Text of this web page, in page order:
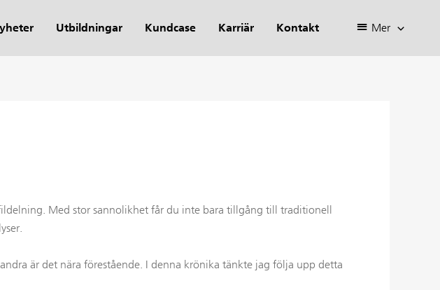
Utbildningar Kundcase Karriär Kontakt Mer
Med stor sannolikhet får du inte bara tillgång till traditionell
är det nära förestående. I denna krönika tänkte jag följa upp detta